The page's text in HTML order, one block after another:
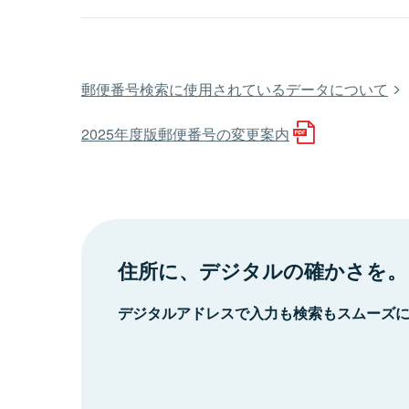
郵便番号検索に使用されているデータについて
2025年度版郵便番号の変更案内
住所に、デジタルの確かさを。
デジタルアドレスで入力も検索もスムーズ